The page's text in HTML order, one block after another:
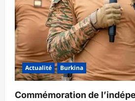
Actualité Burkina
Commémoration de